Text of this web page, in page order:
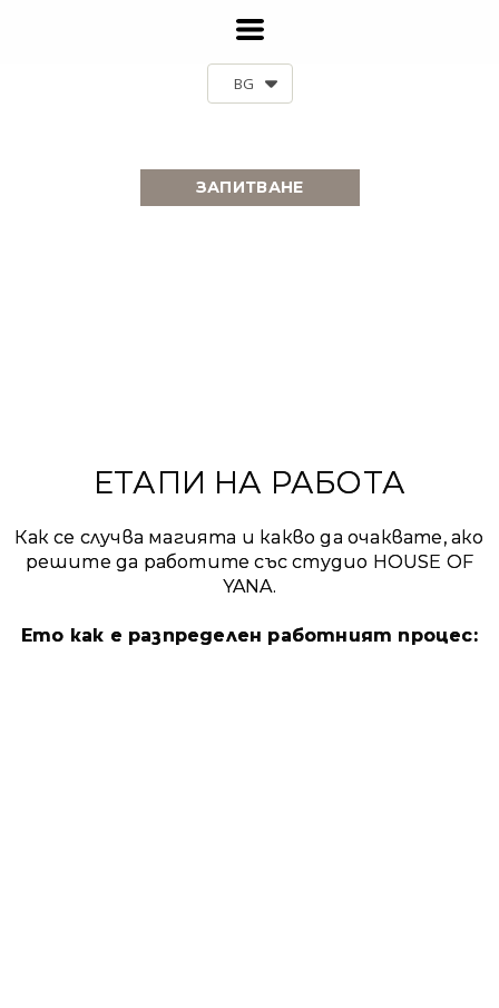
BG
ЗАПИТВАНЕ
ЕТАПИ НА РАБОТА
Как се случва магията и какво да очаквате, ако
решите да работите със студио HOUSE OF
YANA.
Ето как е разпределен работният процес: